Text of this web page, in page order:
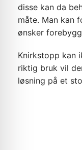
disse kan da
måte. Man kan
ønsker
Knirkstopp kan
riktig bruk vil
løsning på et